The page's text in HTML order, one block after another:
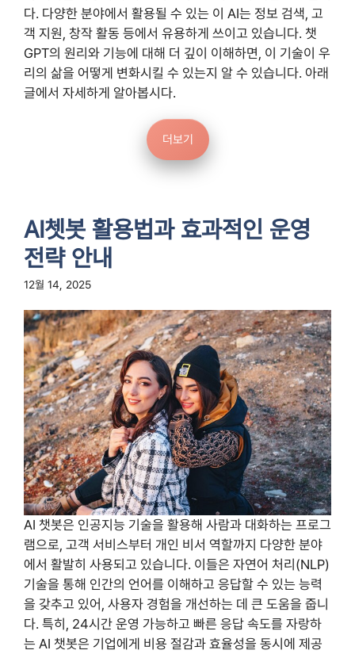
다. 다양한 분야에서 활용될 수 있는 이 AI는 정보 검색, 고
객 지원, 창작 활동 등에서 유용하게 쓰이고 있습니다. 챗
GPT의 원리와 기능에 대해 더 깊이 이해하면, 이 기술이 우
리의 삶을 어떻게 변화시킬 수 있는지 알 수 있습니다. 아래
글에서 자세하게 알아봅시다.
더보기
AI쳇봇 활용법과 효과적인 운영
전략 안내
12월 14, 2025
AI 챗봇은 인공지능 기술을 활용해 사람과 대화하는 프로그
램으로, 고객 서비스부터 개인 비서 역할까지 다양한 분야
에서 활발히 사용되고 있습니다. 이들은 자연어 처리(NLP)
기술을 통해 인간의 언어를 이해하고 응답할 수 있는 능력
을 갖추고 있어, 사용자 경험을 개선하는 데 큰 도움을 줍니
다. 특히, 24시간 운영 가능하고 빠른 응답 속도를 자랑하
는 AI 챗봇은 기업에게 비용 절감과 효율성을 동시에 제공